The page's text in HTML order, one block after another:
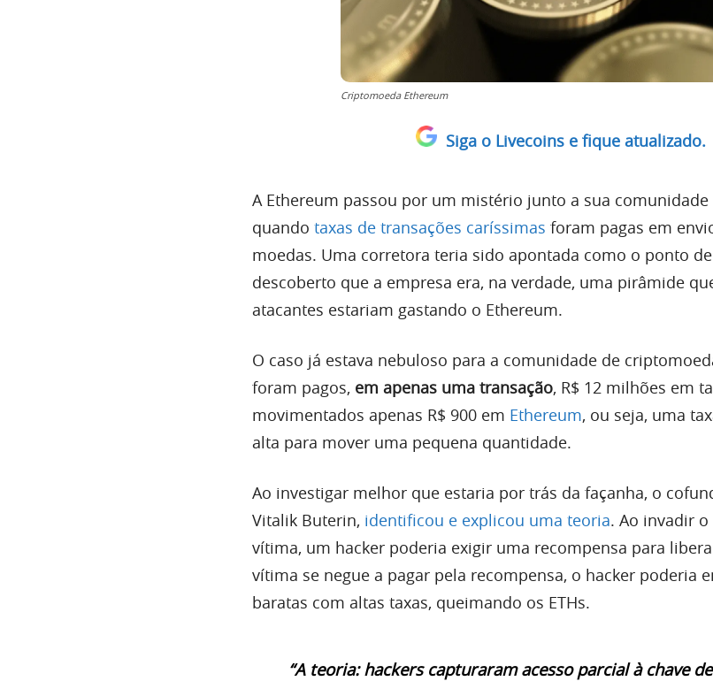
Criptomoeda Ethereum
Siga o Livecoins e fique atualizado.
A Ethereum passou por um mistério junto a sua
quando taxas de transações caríssimas foram pagas em
moedas. Uma corretora teria sido apontada como o ponto
descoberto que a empresa era, na verdade, uma pirâmide
atacantes estariam gastando o Ethereum.
O caso já estava nebuloso para a comunidade de
foram pagos, em apenas uma transação, R$ 12 milhões em
movimentados apenas R$ 900 em Ethereum, ou seja, uma
alta para mover uma pequena quantidade.
Ao investigar melhor que estaria por trás da façanha, o
Vitalik Buterin, identificou e explicou uma teoria. Ao invadir
vítima, um hacker poderia exigir uma recompensa para
vítima se negue a pagar pela recompensa, o hacker poderia
baratas com altas taxas, queimando os ETHs.
“A teoria: hackers capturaram acesso parcial à chave